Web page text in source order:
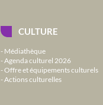
CULTURE
Médiathèque
Agenda culturel 2026
Offre et équipements culturels
Actions culturelles